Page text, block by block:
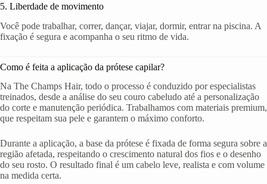
5. Liberdade de movimento
Você pode trabalhar, correr, dançar, viajar, dormir, entrar na piscina. A
fixação é segura e acompanha o seu ritmo de vida.
Como é feita a aplicação da prótese capilar?
Na The Champs Hair, todo o processo é conduzido por especialistas
treinados, desde a análise do seu couro cabeludo até a personalização
do corte e manutenção periódica. Trabalhamos com materiais premium,
que respeitam sua pele e garantem o máximo conforto.
Durante a aplicação, a base da prótese é fixada de forma segura sobre a
região afetada, respeitando o crescimento natural dos fios e o desenho
do seu rosto. O resultado final é um cabelo leve, realista e com volume
na medida certa.